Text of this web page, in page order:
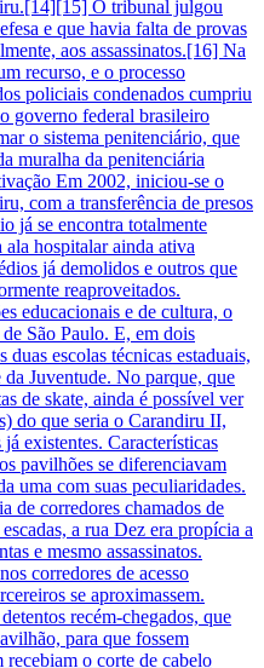
O tribunal julgou
e que havia falta de provas
aos assassinatos.[16] Na
recurso, e o processo
policiais condenados cumpriu
governo federal brasileiro
o sistema penitenciário, que
muralha da penitenciária
Em 2002, iniciou-se o
com a transferência de presos
já se encontra totalmente
ala hospitalar ainda ativa
já demolidos e outros que
reaproveitados.
educacionais e de cultura, o
São Paulo. E, em dois
escolas técnicas estaduais,
Juventude. No parque, que
de skate, ainda é possível ver
do que seria o Carandiru II,
existentes. Características
pavilhões se diferenciavam
uma com suas peculiaridades.
de corredores chamados de
a rua Dez era propícia a
e mesmo assassinatos.
corredores de acesso
se aproximassem.
recém-chegados, que
para que fossem
recebiam o corte de cabelo